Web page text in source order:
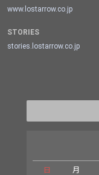
www.lostarrow.co.jp
STORIES
stories.lostarrow.co.jp
日 月